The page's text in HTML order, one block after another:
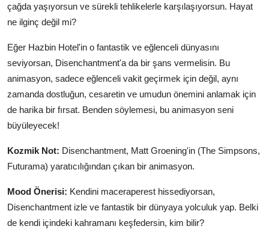
çağda yaşıyorsun ve sürekli tehlikelerle karşılaşıyorsun. Hayat
ne ilginç değil mi?
Eğer Hazbin Hotel'in o fantastik ve eğlenceli dünyasını
seviyorsan, Disenchantment'a da bir şans vermelisin. Bu
animasyon, sadece eğlenceli vakit geçirmek için değil, aynı
zamanda dostluğun, cesaretin ve umudun önemini anlamak için
de harika bir fırsat. Benden söylemesi, bu animasyon seni
büyüleyecek!
Kozmik Not: Disenchantment, Matt Groening'in (The Simpsons,
Futurama) yaratıcılığından çıkan bir animasyon.
Mood Önerisi: Kendini maceraperest hissediyorsan,
Disenchantment izle ve fantastik bir dünyaya yolculuk yap. Belki
de kendi içindeki kahramanı keşfedersin, kim bilir?